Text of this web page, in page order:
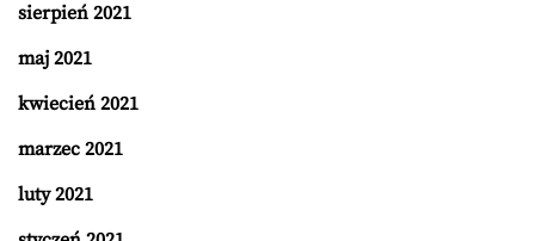
sierpień 2021
maj 2021
kwiecień 2021
marzec 2021
luty 2021